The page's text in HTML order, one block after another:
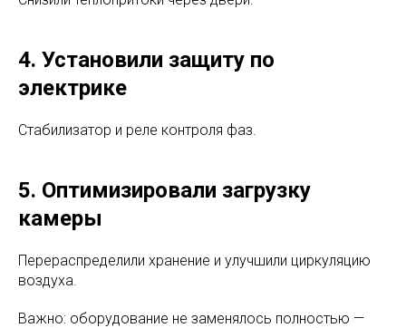
4. Установили защиту по
электрике
Стабилизатор и реле контроля фаз.
5. Оптимизировали загрузку
камеры
Перераспределили хранение и улучшили циркуляцию
воздуха.
Важно: оборудование не заменялось полностью —